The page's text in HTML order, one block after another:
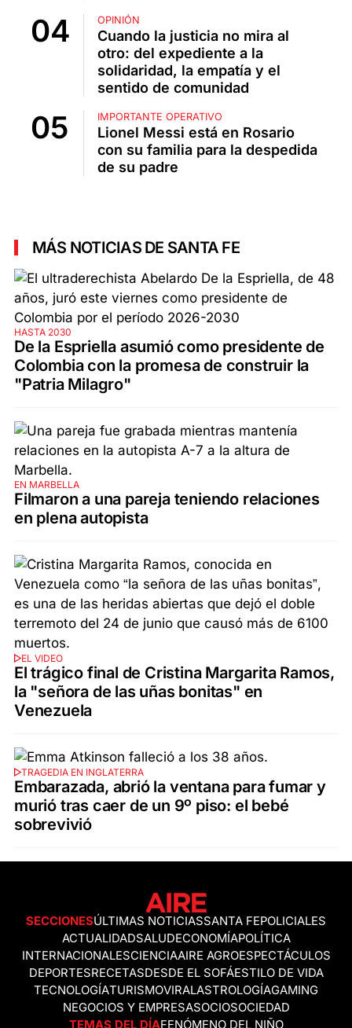
OPINIÓN
Cuando la justicia no mira al
otro: del expediente a la
solidaridad, la empatía y el
sentido de comunidad
IMPORTANTE OPERATIVO
Lionel Messi está en Rosario
con su familia para la despedida
de su padre
MÁS NOTICIAS DE SANTA FE
HASTA 2030
De la Espriella asumió como presidente de
Colombia con la promesa de construir la
"Patria Milagro"
EN MARBELLA
Filmaron a una pareja teniendo relaciones
en plena autopista
EL VIDEO
El trágico final de Cristina Margarita Ramos,
la "señora de las uñas bonitas" en
Venezuela
TRAGEDIA EN INGLATERRA
Embarazada, abrió la ventana para fumar y
murió tras caer de un 9º piso: el bebé
sobrevivió
SECCIONESÚLTIMAS NOTICIASSANTA FEPOLICIALES
ACTUALIDADSALUDECONOMÍAPOLÍTICA
INTERNACIONALESCIENCIAAIRE AGROESPECTÁCULOS
DEPORTESRECETASDESDE EL SOFÁESTILO DE VIDA
TECNOLOGÍATURISMOVIRALASTROLOGÍAGAMING
NEGOCIOS Y EMPRESASOCIOSOCIEDAD
TEMAS DEL DÍAFENÓMENO DEL NIÑO